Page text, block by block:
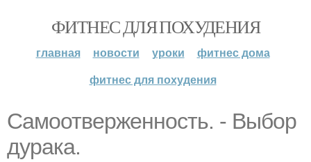
ФИТНЕС ДЛЯ ПОХУДЕНИЯ
главная новости уроки
фитнес дома
фитнес для похудения
Самоотверженность. - Выбор
дурака.